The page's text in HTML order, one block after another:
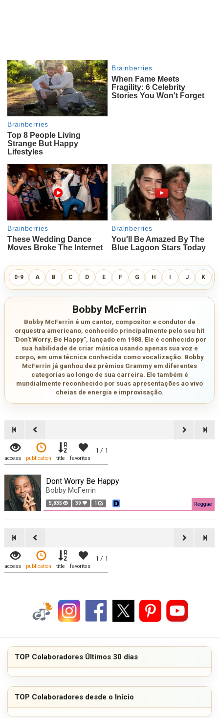
0-9 A B C D E F G H J K
Bobby McFerrin
Bobby McFerrin é um cantor, compositor e condutor de
orquestra americano, conhecido principalmente pelo seu hit
"Don't Worry, Be Happy", lançado em 1988. Ele é conhecido por
sua habilidade de criar música usando apenas sua voz e
corpo, em uma técnica conhecida como vocalização. Bobby
McFerrin já ganhou dez prêmios Grammy em diferentes
categorias ao longo de sua carreira. Ele também é
mundialmente reconhecido por suas apresentações ao vivo
cheias de energia e improvisação.
1 / 1
access publication title favorites
Dont Worry Be Happy
Bobby McFerrin
5,835 39 1 Reggae
1 / 1
access publication title favorites
TOP Colaboradores Últimos 30 dias
TOP Colaboradores desde o Início